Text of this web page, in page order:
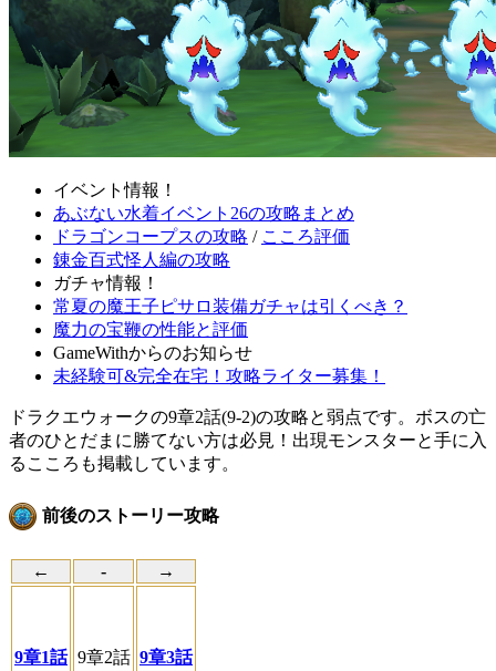
イベント情報！
あぶない水着イベント26の攻略まとめ
ドラゴンコープスの攻略 / こころ評価
錬金百式怪人編の攻略
ガチャ情報！
常夏の魔王子ピサロ装備ガチャは引くべき？
魔力の宝鞭の性能と評価
GameWithからのお知らせ
未経験可&完全在宅！攻略ライター募集！
ドラクエウォークの9章2話(9-2)の攻略と弱点です。ボスの亡
者のひとだまに勝てない方は必見！出現モンスターと手に入
るこころも掲載しています。
前後のストーリー攻略
← - →
9章1話 9章2話 9章3話